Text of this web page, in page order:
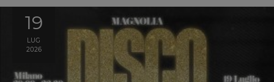
19
LUG
2026